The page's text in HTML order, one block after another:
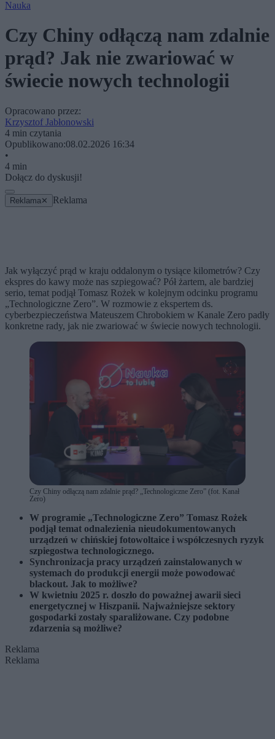
Nauka
Czy Chiny odłączą nam zdalnie
prąd? Jak nie zwariować w
świecie nowych technologii
Opracowano przez:
Krzysztof Jabłonowski
4 min czytania
Opublikowano:08.02.2026 16:34
•
4 min
Dołącz do dyskusji!
Reklama ✕ Reklama
Jak wyłączyć prąd w kraju oddalonym o tysiące kilometrów? Czy
ekspres do kawy może nas szpiegować? Pół żartem, ale bardziej
serio, temat podjął Tomasz Rożek w kolejnym odcinku programu
„Technologiczne Zero”. W rozmowie z ekspertem ds.
cyberbezpieczeństwa Mateuszem Chrobokiem w Kanale Zero padły
konkretne rady, jak nie zwariować w świecie nowych technologii.
Czy Chiny odłączą nam zdalnie prąd? „Technologiczne Zero” (fot. Kanał
Zero)
W programie „Technologiczne Zero” Tomasz Rożek
podjął temat odnalezienia nieudokumentowanych
urządzeń w chińskiej fotowoltaice i współczesnych ryzyk
szpiegostwa technologicznego.
Synchronizacja pracy urządzeń zainstalowanych w
systemach do produkcji energii może powodować
blackout. Jak to możliwe?
W kwietniu 2025 r. doszło do poważnej awarii sieci
energetycznej w Hiszpanii. Najważniejsze sektory
gospodarki zostały sparaliżowane. Czy podobne
zdarzenia są możliwe?
Reklama
Reklama